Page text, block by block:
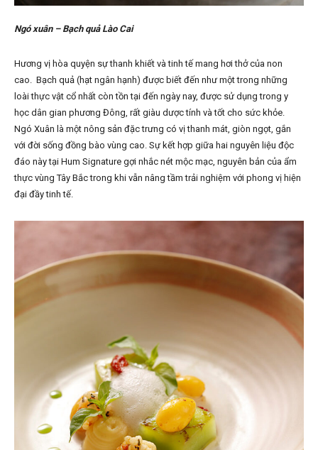
Ngó xuân – Bạch quảLào Cai
Hương vị hòa quyện sự thanh khiết và tinh tế mang hơi thở của non
cao. Bạch quả (hạt ngân hạnh) được biết đến như một trong những
loài thực vật cổ nhất còn tồn tại đến ngày nay, được sử dụng trong y
học dân gian phương Đông, rất giàu dược tính và tốt cho sức khỏe.
Ngó Xuân là một nông sản đặc trưng có vị thanh mát, giòn ngọt, gắn
với đời sống đồng bào vùng cao. Sự kết hợp giữa hai nguyên liệu độc
đáo này tại Hum Signature gợi nhắc nét mộc mạc, nguyên bản của ẩm
thực vùng Tây Bắc trong khi vẫn nâng tầm trải nghiệm với phong vị hiện
đại đầy tinh tế.